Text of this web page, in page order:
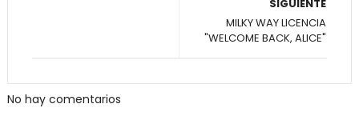
SIGUIENTE
MILKY WAY LICENCIA
"WELCOME BACK, ALICE"
No hay comentarios